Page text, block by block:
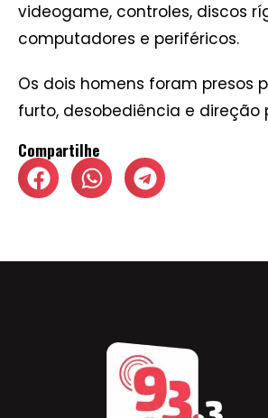
videogame, controles, discos
computadores e periféricos.
Os dois homens foram presos
furto, desobediência e direção
Compartilhe